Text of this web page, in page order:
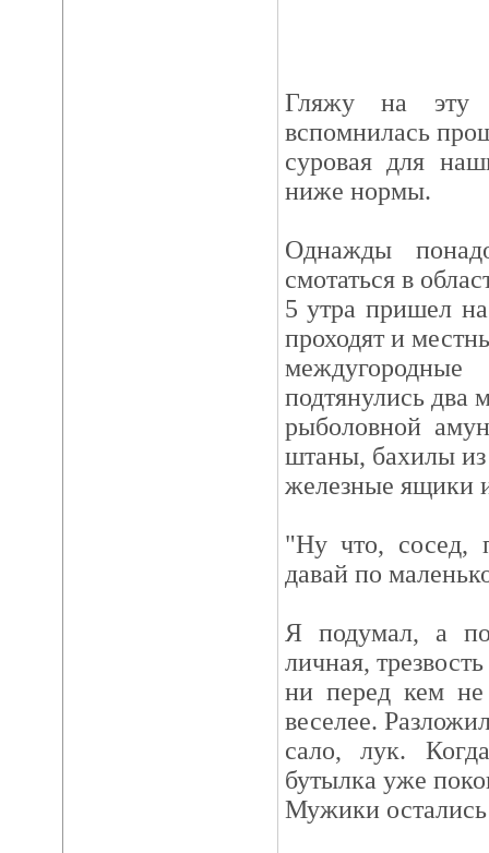
Гляжу на эту
вспомнилась
суровая для
ниже нормы.
Однажды
смотаться в
5 утра пришел
проходят и
подтянулись два
рыболовной
штаны, бахилы
железные ящики
"Ну что, сосед,
давай по
Я подумал, а
личная,
ни перед кем
веселее.
сало, лук.
бутылка уже
Мужики остались